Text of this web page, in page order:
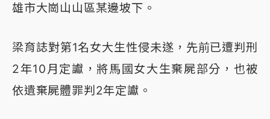
雄市大崗山山區某邊坡下。
梁育誌對第1名女大生性侵未遂，先前已遭判刑
2年10月定讞，將馬國女大生棄屍部分，也被
依遺棄屍體罪判2年定讞。